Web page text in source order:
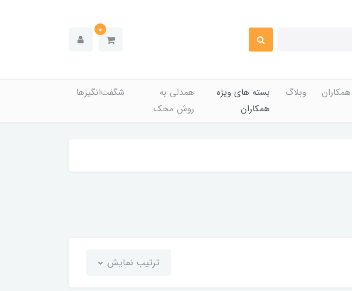
0
همکاران وبلاگ
بسته های ویژه
همکاران
همدلی به
روش محک
شگفت‌انگیزها
ترتیب نمایش